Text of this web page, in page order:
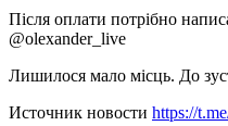
Після оплати потрібно
@olexander_live
Лишилося мало місць. До
Источник новости https://